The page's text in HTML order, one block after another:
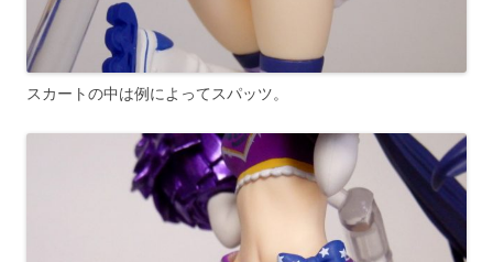
スカートの中は例によってスパッツ。